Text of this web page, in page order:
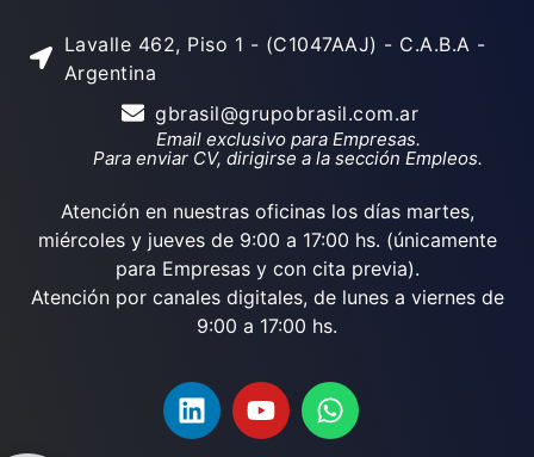
Lavalle 462, Piso 1 - (C1047AAJ) - C.A.B.A -
Argentina
gbrasil@grupobrasil.com.ar
Email exclusivo para Empresas.
Para enviar CV, dirigirse a la sección Empleos.
Atención en nuestras oficinas los días martes,
miércoles y jueves de 9:00 a 17:00 hs. (únicamente
para Empresas y con cita previa).
Atención por canales digitales, de lunes a viernes de
9:00 a 17:00 hs.